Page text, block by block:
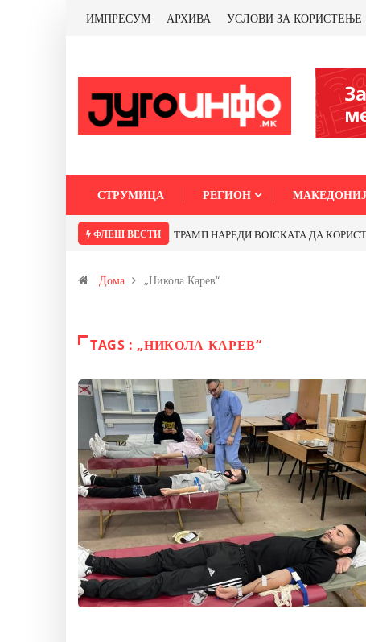
ИМПРЕСУМ АРХИВА УСЛОВИ ЗА КОРИСТЕЊЕ
СТРУМИЦА РЕГИОН
ФЛЕШ ВЕСТИ ТРАМП НАРЕДИ ВОЈСКАТА ДА КОРИСТИ
Дома „Никола Карев“
TAGS : „НИКОЛА КАРЕВ“